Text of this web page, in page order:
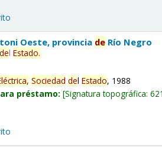
Oeste, provincia de Río Negro
delEstado.
Sociedad delEstado, 1988
préstamo: Signatura topográfica: